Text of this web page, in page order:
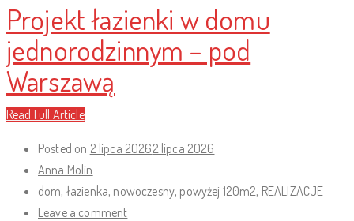
Projekt łazienki w domu
jednorodzinnym – pod
Warszawą
Read Full Article
Posted on 2 lipca 20262 lipca 2026
Anna Molin
dom, łazienka, nowoczesny, powyżej 120m2, REALIZACJE
Leave a comment